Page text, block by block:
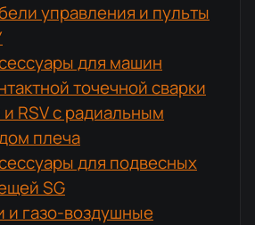
управления и пульты
для машин
точечной сварки
и RSV с радиальным
плеча
для подвесных
SG
и газо-воздушные